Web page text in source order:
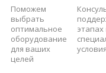
Поможем
выбрать
оптимальное
оборудование
для ваших
целей
этапах